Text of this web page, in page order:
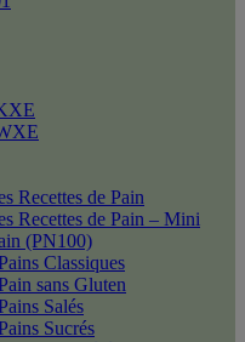
Recettes de Pain
Recettes de Pain – Mini
(PN100)
Classiques
sans Gluten
Salés
Sucrés